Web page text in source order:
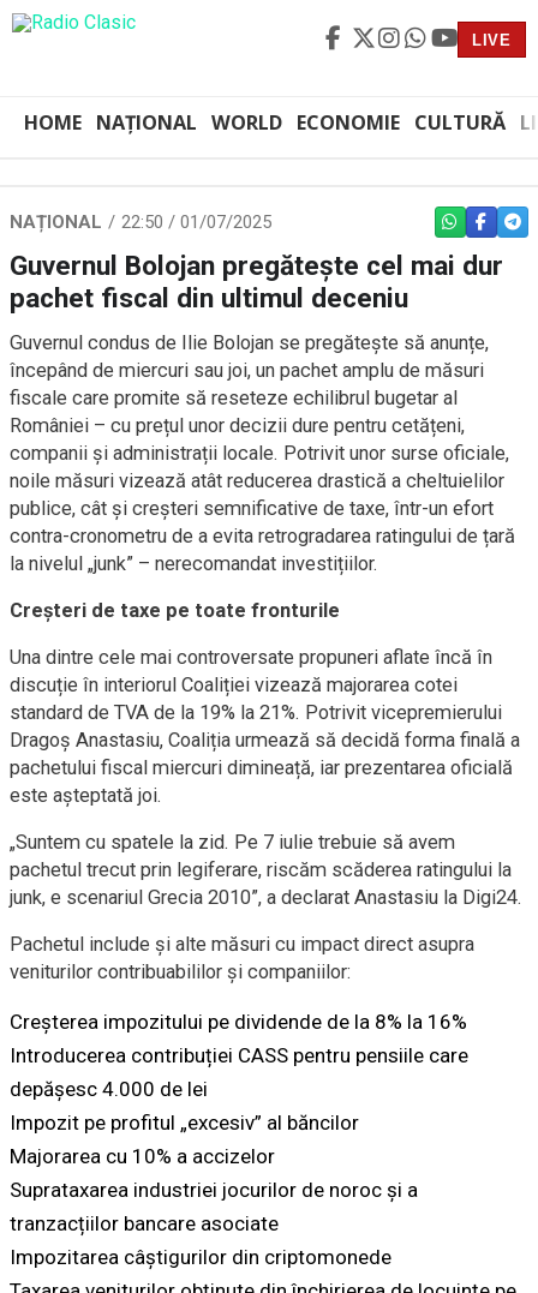
LIVE
HOME NAȚIONAL WORLD ECONOMIE CULTURĂ
NAȚIONAL 22:50 / 01/07/2025 WHATSAPP
Guvernul Bolojan pregătește cel mai dur
pachet fiscal din ultimul deceniu
Guvernul condus de Ilie Bolojan se pregătește să anunțe,
începând de miercuri sau joi, un pachet amplu de măsuri
fiscale care promite să reseteze echilibrul bugetar al
României – cu prețul unor decizii dure pentru cetățeni,
companii și administrații locale. Potrivit unor surse oficiale,
noile măsuri vizează atât reducerea drastică a cheltuielilor
publice, cât și creșteri semnificative de taxe, într-un efort
contra-cronometru de a evita retrogradarea ratingului de țară
la nivelul „junk” – nerecomandat investițiilor.
Creșteri de taxe pe toate fronturile
Una dintre cele mai controversate propuneri aflate încă în
discuție în interiorul Coaliției vizează majorarea cotei
standard de TVA de la 19% la 21%. Potrivit vicepremierului
Dragoș Anastasiu, Coaliția urmează să decidă forma finală a
pachetului fiscal miercuri dimineață, iar prezentarea oficială
este așteptată joi.
„Suntem cu spatele la zid. Pe 7 iulie trebuie să avem
pachetul trecut prin legiferare, riscăm scăderea ratingului la
junk, e scenariul Grecia 2010”, a declarat Anastasiu la Digi24.
Pachetul include și alte măsuri cu impact direct asupra
veniturilor contribuabililor și companiilor:
Creșterea impozitului pe dividende de la 8% la 16%
Introducerea contribuției CASS pentru pensiile care
depășesc 4.000 de lei
Impozit pe profitul „excesiv” al băncilor
Majorarea cu 10% a accizelor
Suprataxarea industriei jocurilor de noroc și a
tranzacțiilor bancare asociate
Impozitarea câștigurilor din criptomonede